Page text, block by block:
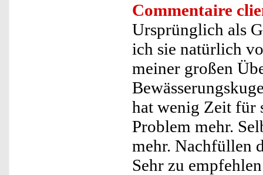
Commentaire
Ursprünglich als
ich sie natürlich
meiner großen
hat wenig Zeit für
Problem mehr.
mehr. Nachfüllen
Sehr zu